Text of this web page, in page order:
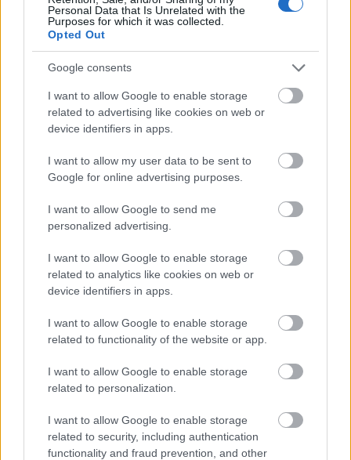
Personal Data that Is Unrelated with the
Purposes for which it was collected.
Opted Out
Google consents
I want to allow Google to enable storage
related to advertising like cookies on web or
device identifiers in apps.
I want to allow my user data to be sent to
Google for online advertising purposes.
I want to allow Google to send me
personalized advertising.
I want to allow Google to enable storage
related to analytics like cookies on web or
device identifiers in apps.
I want to allow Google to enable storage
related to functionality of the website or app.
I want to allow Google to enable storage
related to personalization.
I want to allow Google to enable storage
related to security, including authentication
functionality and fraud prevention, and other
műemlékek, köztük a különleges Műromok, valamint a közeli
Várkanyarban álló Nepomuki Szent János híd és szobor is.
M1 bővítés: már zajlik a teljesen új
Új gyalogosátkelők és jelzőlámpás
csomópont épül Angyalföldön
Hódmezővásárhely jó hírű református
iskoláját
Látványos építési szakasz indult be a
Flórián téri felüljárón
HÍRLEVÉL